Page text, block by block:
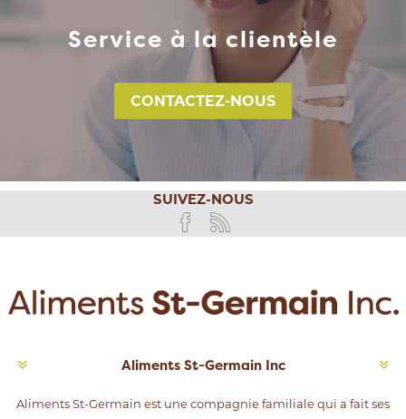
Service à la clientèle
CONTACTEZ-NOUS
SUIVEZ-NOUS
Aliments St-Germain Inc
Aliments St-Germain est une compagnie familiale qui a fait ses